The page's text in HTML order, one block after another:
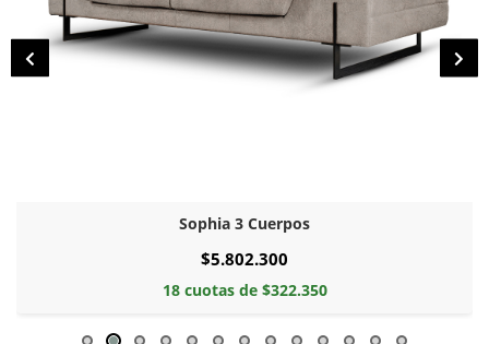
Sophia 3 Cuerpos
$5.802.300
18 cuotas de $322.350